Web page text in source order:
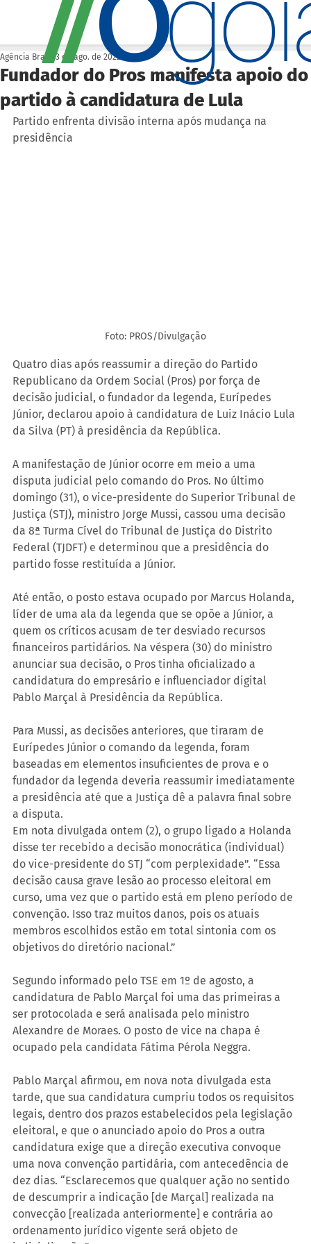
Fundador do Pros manifesta apoio do
partido à candidatura de Lula
Agência Brasil 3 de ago. de 2022
Partido enfrenta divisão interna após mudança na
presidência
Foto: PROS/Divulgação
Quatro dias após reassumir a direção do Partido
Republicano da Ordem Social (Pros) por força de
decisão judicial, o fundador da legenda, Eurípedes
Júnior, declarou apoio à candidatura de Luiz Inácio Lula
da Silva (PT) à presidência da República.
A manifestação de Júnior ocorre em meio a uma
disputa judicial pelo comando do Pros. No último
domingo (31), o vice-presidente do Superior Tribunal de
Justiça (STJ), ministro Jorge Mussi, cassou uma decisão
da 8ª Turma Cível do Tribunal de Justiça do Distrito
Federal (TJDFT) e determinou que a presidência do
partido fosse restituída a Júnior.
Até então, o posto estava ocupado por Marcus Holanda,
líder de uma ala da legenda que se opõe a Júnior, a
quem os críticos acusam de ter desviado recursos
financeiros partidários. Na véspera (30) do ministro
anunciar sua decisão, o Pros tinha oficializado a
candidatura do empresário e influenciador digital
Pablo Marçal à Presidência da República.
Para Mussi, as decisões anteriores, que tiraram de
Eurípedes Júnior o comando da legenda, foram
baseadas em elementos insuficientes de prova e o
fundador da legenda deveria reassumir imediatamente
a presidência até que a Justiça dê a palavra final sobre
a disputa.
Em nota divulgada ontem (2), o grupo ligado a Holanda
disse ter recebido a decisão monocrática (individual)
do vice-presidente do STJ “com perplexidade”. “Essa
decisão causa grave lesão ao processo eleitoral em
curso, uma vez que o partido está em pleno período de
convenção. Isso traz muitos danos, pois os atuais
membros escolhidos estão em total sintonia com os
objetivos do diretório nacional.”
Segundo informado pelo TSE em 1º de agosto, a
candidatura de Pablo Marçal foi uma das primeiras a
ser protocolada e será analisada pelo ministro
Alexandre de Moraes. O posto de vice na chapa é
ocupado pela candidata Fátima Pérola Neggra.
Pablo Marçal afirmou, em nova nota divulgada esta
tarde, que sua candidatura cumpriu todos os requisitos
legais, dentro dos prazos estabelecidos pela legislação
eleitoral, e que o anunciado apoio do Pros a outra
candidatura exige que a direção executiva convoque
uma nova convenção partidária, com antecedência de
dez dias. “Esclarecemos que qualquer ação no sentido
de descumprir a indicação [de Marçal] realizada na
convecção [realizada anteriormente] e contrária ao
ordenamento jurídico vigente será objeto de